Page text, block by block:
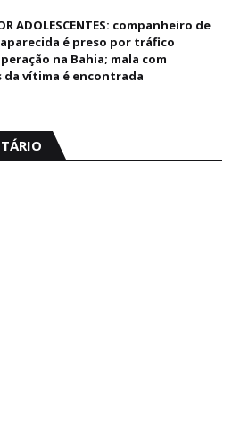
ADOLESCENTES: companheiro de
é preso por tráfico
na Bahia; mala com
da vítima é encontrada